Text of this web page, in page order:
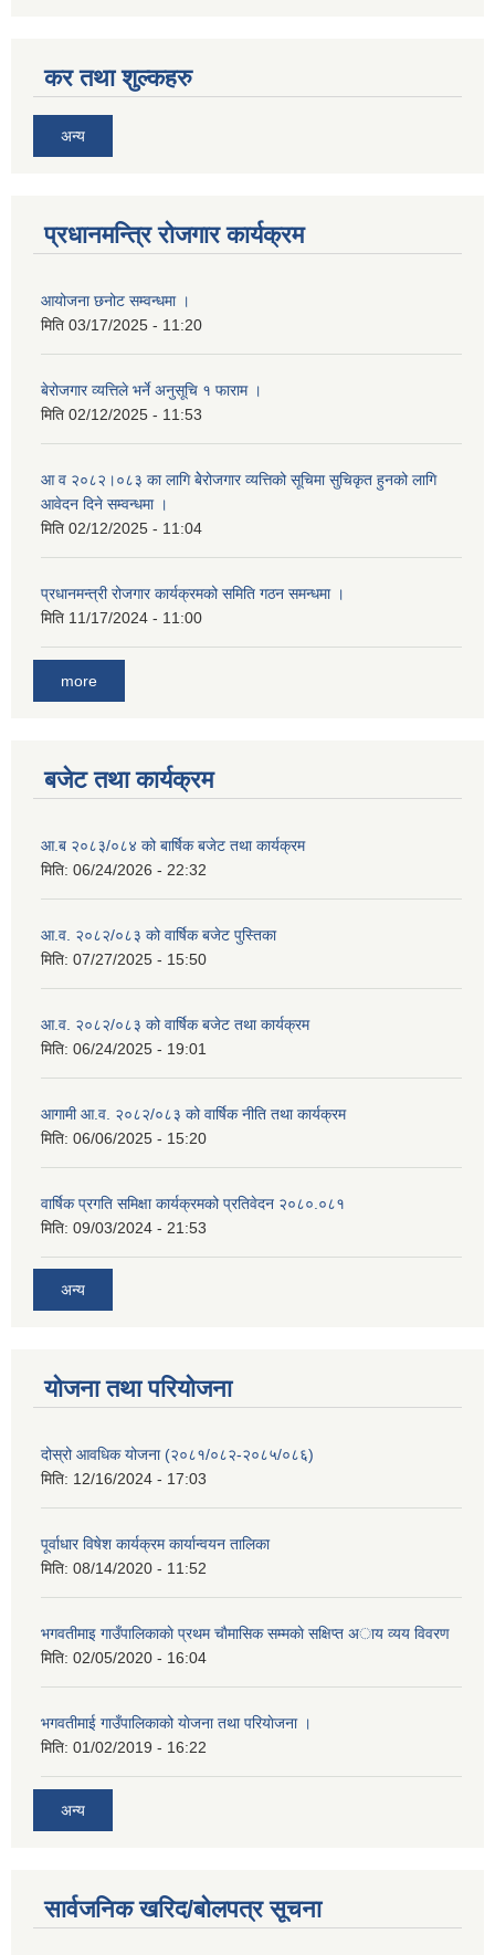
कर तथा शुल्कहरु
अन्य
प्रधानमन्त्रि रोजगार कार्यक्रम
आयोजना छनोट सम्वन्धमा ।
मिति 03/17/2025 - 11:20
बेरोजगार व्यत्तिले भर्ने अनुसूचि १ फाराम ।
मिति 02/12/2025 - 11:53
आ व २०८२।०८३ का लागि बेेरोजगार व्यत्तिको सूचिमा सुचिकृत हुनको लागि
आवेदन दिने सम्वन्धमा ।
मिति 02/12/2025 - 11:04
प्रधानमन्त्री रोजगार कार्यक्रमको समिति गठन समन्धमा ।
मिति 11/17/2024 - 11:00
more
बजेट तथा कार्यक्रम
आ.ब २०८३/०८४ को बार्षिक बजेट तथा कार्यक्रम
मिति: 06/24/2026 - 22:32
आ.व. २०८२/०८३ को वार्षिक बजेट पुस्तिका
मिति: 07/27/2025 - 15:50
आ.व. २०८२/०८३ को वार्षिक बजेट तथा कार्यक्रम
मिति: 06/24/2025 - 19:01
आगामी आ.व. २०८२/०८३ को वार्षिक नीति तथा कार्यक्रम
मिति: 06/06/2025 - 15:20
वार्षिक प्रगति समिक्षा कार्यक्रमको प्रतिवेदन २०८०.०८१
मिति: 09/03/2024 - 21:53
अन्य
योजना तथा परियोजना
दोस्रो आवधिक योजना (२०८१/०८२-२०८५/०८६)
मिति: 12/16/2024 - 17:03
पूर्वाधार विषेश कार्यक्रम कार्यान्वयन तालिका
मिति: 08/14/2020 - 11:52
भगवतीमाइ गाउँपालिकाकाे प्रथम चाैमासिक सम्मकाे सक्षिप्त अाय व्यय विवरण
मिति: 02/05/2020 - 16:04
भगवतीमाई गाउँपालिकाको याेजना तथा परियाेजना ।
मिति: 01/02/2019 - 16:22
अन्य
सार्वजनिक खरिद/बोलपत्र सूचना